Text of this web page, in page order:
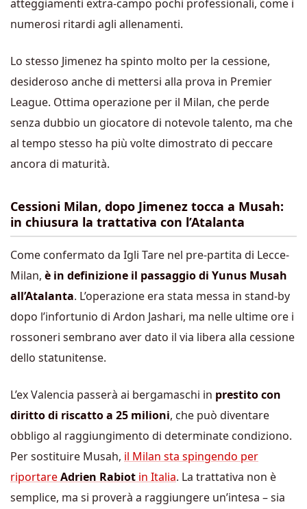
atteggiamenti extra-campo pochi professionali, come i
numerosi ritardi agli allenamenti.
Lo stesso Jimenez ha spinto molto per la cessione,
desideroso anche di mettersi alla prova in Premier
League. Ottima operazione per il Milan, che perde
senza dubbio un giocatore di notevole talento, ma che
al tempo stesso ha più volte dimostrato di peccare
ancora di maturità.
Cessioni Milan, dopo Jimenez tocca a Musah:
in chiusura la trattativa con l’Atalanta
Come confermato da Igli Tare nel pre-partita di Lecce-
Milan, è in definizione il passaggio di Yunus Musah
all’Atalanta. L’operazione era stata messa in stand-by
dopo l’infortunio di Ardon Jashari, ma nelle ultime ore i
rossoneri sembrano aver dato il via libera alla cessione
dello statunitense.
L’ex Valencia passerà ai bergamaschi in prestito con
diritto di riscatto a 25 milioni, che può diventare
obbligo al raggiungimento di determinate condiziono.
Per sostituire Musah, il Milan sta spingendo per
riportareAdrien Rabiot in Italia. La trattativa non è
semplice, ma si proverà a raggiungere un’intesa – sia